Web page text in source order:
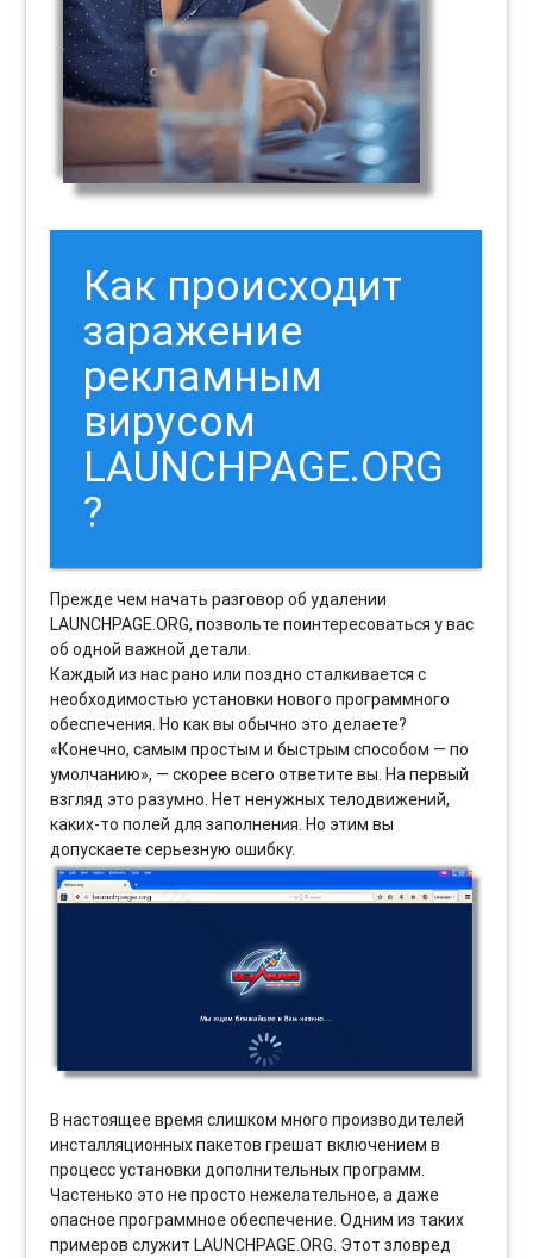
Как происходит
заражение
рекламным
вирусом
LAUNCHPAGE.ORG
?
Прежде чем начать разговор об удалении
LAUNCHPAGE.ORG, позвольте поинтересоваться у вас
об одной важной детали.
Каждый из нас рано или поздно сталкивается с
необходимостью установки нового программного
обеспечения. Но как вы обычно это делаете?
«Конечно, самым простым и быстрым способом — по
умолчанию», — скорее всего ответите вы. На первый
взгляд это разумно. Нет ненужных телодвижений,
каких-то полей для заполнения. Но этим вы
допускаете серьезную ошибку.
В настоящее время слишком много производителей
инсталляционных пакетов грешат включением в
процесс установки дополнительных программ.
Частенько это не просто нежелательное, а даже
опасное программное обеспечение. Одним из таких
примеров служит LAUNCHPAGE.ORG. Этот зловред